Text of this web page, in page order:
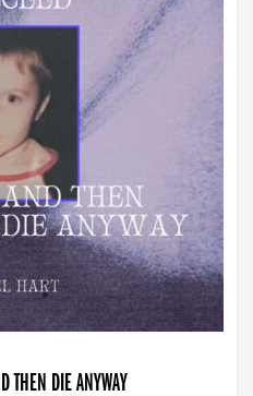
THEN DIE ANYWAY